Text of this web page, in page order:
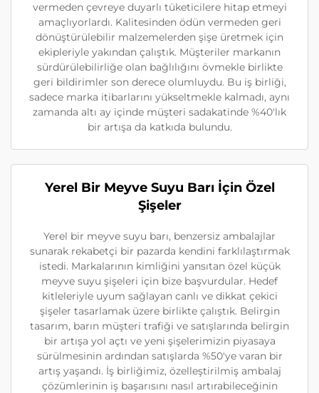
vermeden çevreye duyarlı tüketicilere hitap etmeyi
amaçlıyorlardı. Kalitesinden ödün vermeden geri
dönüştürülebilir malzemelerden şişe üretmek için
ekipleriyle yakından çalıştık. Müşteriler markanın
sürdürülebilirliğe olan bağlılığını övmekle birlikte
geri bildirimler son derece olumluydu. Bu iş birliği,
sadece marka itibarlarını yükseltmekle kalmadı, aynı
zamanda altı ay içinde müşteri sadakatinde %40'lık
bir artışa da katkıda bulundu.
Yerel Bir Meyve Suyu Barı İçin Özel
Şişeler
Yerel bir meyve suyu barı, benzersiz ambalajlar
sunarak rekabetçi bir pazarda kendini farklılaştırmak
istedi. Markalarının kimliğini yansıtan özel küçük
meyve suyu şişeleri için bize başvurdular. Hedef
kitleleriyle uyum sağlayan canlı ve dikkat çekici
şişeler tasarlamak üzere birlikte çalıştık. Belirgin
tasarım, barın müşteri trafiği ve satışlarında belirgin
bir artışa yol açtı ve yeni şişelerimizin piyasaya
sürülmesinin ardından satışlarda %50'ye varan bir
artış yaşandı. İş birliğimiz, özelleştirilmiş ambalaj
çözümlerinin iş başarısını nasıl artırabileceğinin